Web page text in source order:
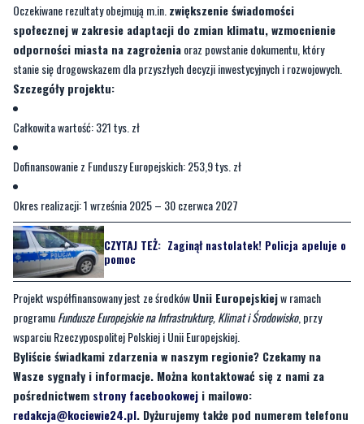
Oczekiwane rezultaty obejmują m.in. zwiększenie świadomości
społecznej w zakresie adaptacji do zmian klimatu, wzmocnienie
odporności miasta na zagrożeniaoraz powstanie dokumentu, który
stanie się drogowskazem dla przyszłych decyzji inwestycyjnych i rozwojowych.
Szczegóły projektu:
Całkowita wartość: 321 tys. zł
Dofinansowanie z Funduszy Europejskich: 253,9 tys. zł
Okres realizacji: 1 września 2025 – 30 czerwca 2027
CZYTAJ TEŻ: Zaginął nastolatek! Policja apeluje o
pomoc
Projekt współfinansowany jest ze środkówUnii Europejskiejw ramach
programuFundusze Europejskie na Infrastrukturę, Klimat i Środowisko, przy
wsparciu Rzeczypospolitej Polskiej i Unii Europejskiej.
Byliście świadkami zdarzenia w naszym regionie? Czekamy na
Wasze sygnały i informacje. Można kontaktować się z nami za
pośrednictwem strony facebookowej i mailowo:
redakcja@kociewie24.pl. Dyżurujemy także pod numerem telefonu